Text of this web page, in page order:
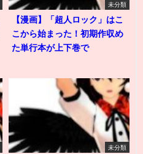
未分類
【漫画】「超人ロック」はこ
こから始まった！初期作収め
た単行本が上下巻で
未分類